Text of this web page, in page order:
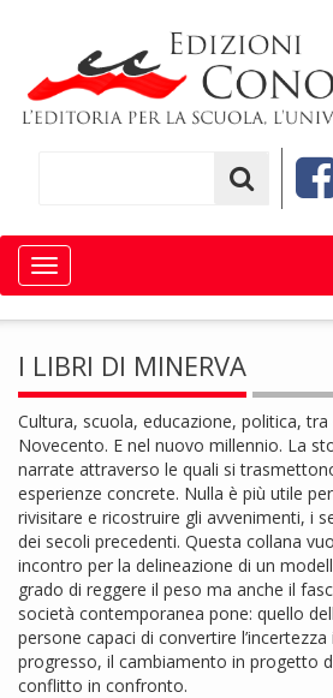
Toggle
navigation
I LIBRI DI MINERVA
Cultura, scuola, educazione, politica,
Novecento. E nel nuovo millennio. La
narrate attraverso le quali si
esperienze concrete. Nulla è più utile
rivisitare e ricostruire gli avvenimenti, i
dei secoli precedenti. Questa collana
incontro per la delineazione di un
grado di reggere il peso ma anche il
società contemporanea pone: quello
persone capaci di convertire
progresso, il cambiamento in progetto
conflitto in confronto.